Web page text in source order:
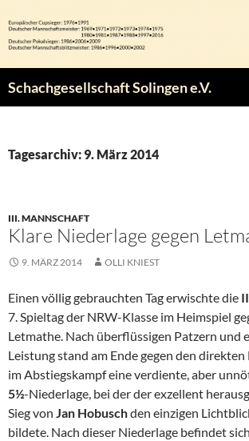
Inhalt
springen
Schachgesellschaft Solingen e.V.
Tagesarchiv: 9. März 2014
III. MANNSCHAFT
Klare Niederlage gegen
9. MÄRZ 2014 OLLI KNIEST
Einen völlig gebrauchten Tag erwischte die
7. Spieltag der NRW-Klasse im Heimspiel
Letmathe. Nach überflüssigen Patzern und
Leistung stand am Ende gegen den
im Abstiegskampf eine verdiente, aber
5½-Niederlage, bei der der exzellent
Sieg von Jan Hobuschden einzigen
bildete. Nach dieser Niederlage befindet